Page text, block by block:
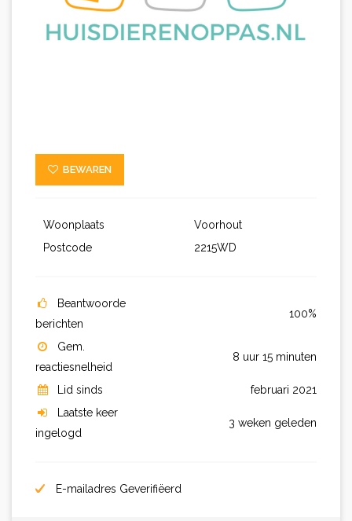
BEWAREN
Woonplaats
Voorhout
Postcode
2215WD
Beantwoorde
berichten
100%
Gem.
reactiesnelheid
8 uur 15 minuten
Lid sinds
februari 2021
Laatste keer
ingelogd
3 weken geleden
E-mailadres Geverifiëerd